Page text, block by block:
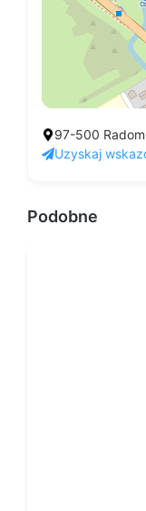
97-500
Uzyskaj
Podobne